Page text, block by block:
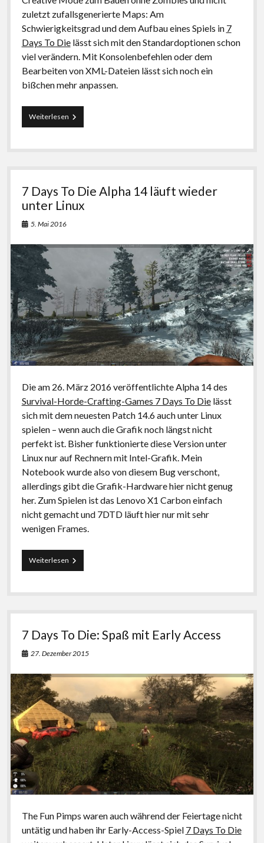
zuletzt zufallsgenerierte Maps: Am
Schwierigkeitsgrad und dem Aufbau eines Spiels in 7
Days To Dielässt sich mit den Standardoptionen schon
viel verändern. Mit Konsolenbefehlen oder dem
Bearbeiten von XML-Dateien lässt sich noch ein
bißchen mehr anpassen.
Weiterlesen7
Days
Die
wenig
7 Days To Die Alpha 14 läuft wieder
unter Linux
5. Mai 2016
Die am 26. März 2016 veröffentlichte Alpha 14 des
Survival-Horde-Crafting-Games 7 Days To Dielässt
sich mit dem neuesten Patch 14.6 auch unter Linux
spielen – wenn auch die Grafik noch längst nicht
perfekt ist. Bisher funktionierte diese Version unter
Linux nur auf Rechnern mit Intel-Grafik. Mein
Notebook wurde also von diesem Bug verschont,
allerdings gibt die Grafik-Hardware hier nicht genug
her. Zum Spielen ist das Lenovo X1 Carbon einfach
nicht gemacht und 7DTD läuft hier nur mit sehr
wenigen Frames.
Weiterlesen7
Days
Die
14
wieder
Linux
7 Days To Die: Spaß mit Early Access
27. Dezember 2015
The Fun Pimps waren auch während der Feiertage nicht
untätig und haben ihr Early-Access-Spiel 7 Days To Die